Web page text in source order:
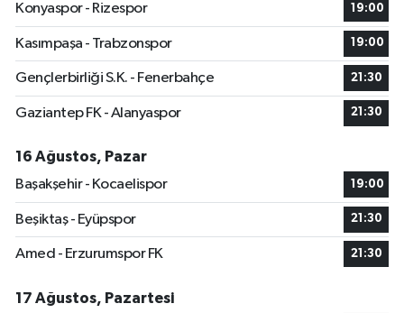
Konyaspor - Rizespor
19:00
Kasımpaşa - Trabzonspor 19:00
Gençlerbirliği S.K. - Fenerbahçe 21:30
Gaziantep FK - Alanyaspor 21:30
16 Ağustos, Pazar
Başakşehir - Kocaelispor
19:00
Beşiktaş - Eyüpspor 21:30
Amed - Erzurumspor FK 21:30
17 Ağustos, Pazartesi